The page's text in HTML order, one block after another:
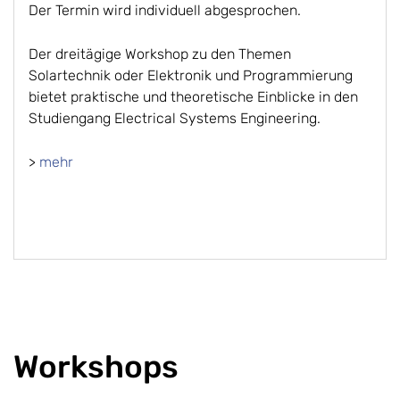
Der Termin wird individuell abgesprochen.
Der dreitägige Workshop zu den Themen
Solartechnik oder Elektronik und Programmierung
bietet praktische und theoretische Einblicke in den
Studiengang Electrical Systems Engineering.
> mehr
Workshops